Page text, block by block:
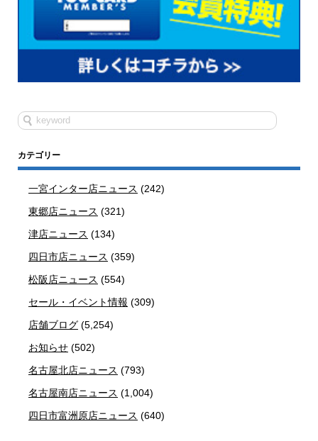
カテゴリー
一宮インター店ニュース (242)
東郷店ニュース (321)
津店ニュース (134)
四日市店ニュース (359)
松阪店ニュース (554)
セール・イベント情報 (309)
店舗ブログ (5,254)
お知らせ (502)
名古屋北店ニュース (793)
名古屋南店ニュース (1,004)
四日市富洲原店ニュース (640)